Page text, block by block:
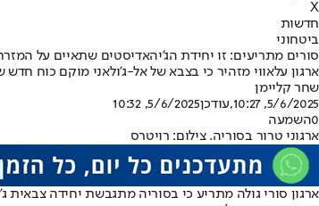
X
חדשות
ביטחוני
סורים מתריעים: זו יחידת הג'יהאדיסטים שתאיים על
ארגון עלאווי מזהיר כי בצבא של אל-ג'ולאני מוקם כוח
שחר קליימן
5/6/2025, 10:27
,עודכן5/6/2025, 10:32
0השמעה
ארגוני טרור בסוריה. צילום: רויטרס
ארגון סורי גולה מתריע כי בסוריה מתגבשת יחידה